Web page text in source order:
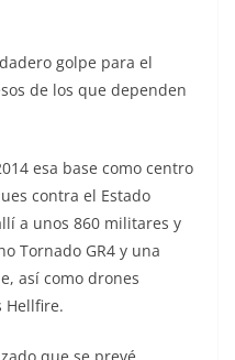
golpe para el
de los que dependen
esa base como centro
contra el Estado
a unos 860 militares y
Tornado GR4 y una
así como drones
Hellfire.